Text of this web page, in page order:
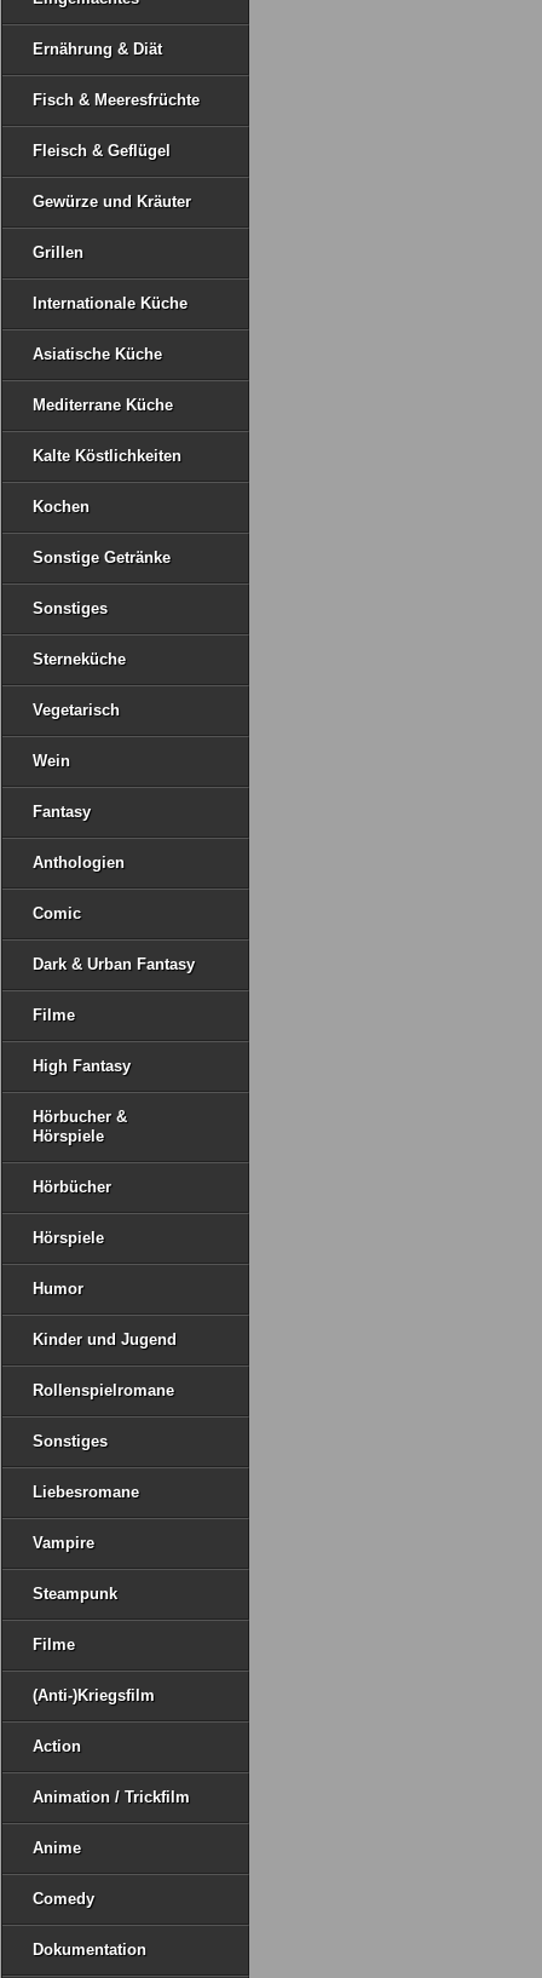
Ernährung & Diät
Fisch & Meeresfrüchte
Fleisch & Geflügel
Gewürze und Kräuter
Grillen
Internationale Küche
Asiatische Küche
Mediterrane Küche
Kalte Köstlichkeiten
Kochen
Sonstige Getränke
Sonstiges
Sterneküche
Vegetarisch
Wein
Fantasy
Anthologien
Comic
Dark & Urban Fantasy
Filme
High Fantasy
Hörbucher &
Hörspiele
Hörbücher
Hörspiele
Humor
Kinder und Jugend
Rollenspielromane
Sonstiges
Liebesromane
Vampire
Steampunk
Filme
(Anti-)Kriegsfilm
Action
Animation / Trickfilm
Anime
Comedy
Dokumentation